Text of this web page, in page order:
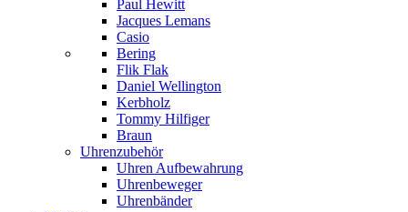
Paul Hewitt
Jacques Lemans
Casio
Bering
Flik Flak
Daniel Wellington
Kerbholz
Tommy Hilfiger
Braun
Uhrenzubehör
Uhren Aufbewahrung
Uhrenbeweger
Uhrenbänder